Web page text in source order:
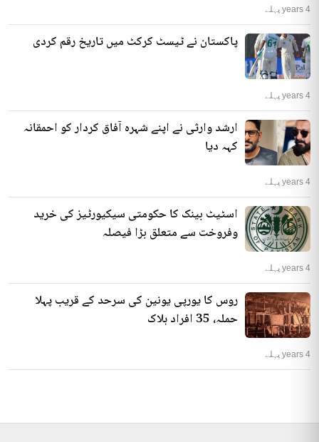
4 years پہلے
پاکستان نے ٹیسٹ کرکٹ میں تاریخ رقم کردی
4 years پہلے
ارشد وارثی نے اپنے شہرہ آفاق کردار کو احمقانہ
کہہ دیا
4 years پہلے
اسٹیٹ بینک کا حکومتی سیکیورٹیز کی خرید
وفروخت سے متعلق بڑا فیصلہ
4 years پہلے
روس کا یورپی یونین کی سرحد کے قریب پہلا
حملہ، 35 افراد ہلاک
4 years پہلے